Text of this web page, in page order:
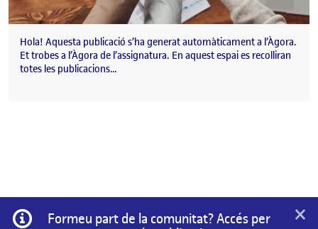
Hola! Aquesta publicació s’ha generat automàticament a l’Àgora.
Et trobes a l’Àgora de l’assignatura. En aquest espai es recolliran
totes les publicacions…
Informació
Formeu part de la comunitat? Accés per
×